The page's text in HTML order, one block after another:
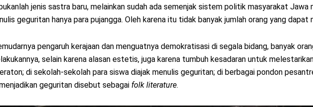
jenis sastra baru, melainkan sudah ada semenjak sistem politik masyarakat Jawa
geguritan hanya para pujangga. Oleh karena itu tidak banyak jumlah orang yang dapat
pengaruh kerajaan dan menguatnya demokratisasi di segala bidang, banyak
selain karena alasan estetis, juga karena tumbuh kesadaran untuk
di sekolah-sekolah para siswa diajak menulis geguritan; di berbagai pondon
geguritan disebut sebagai folk literature.